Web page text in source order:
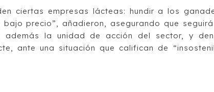
ciertas empresas lácteas: hundir a los
precio”, añadieron, asegurando que
además la unidad de acción del sector, y
ante una situación que califican de